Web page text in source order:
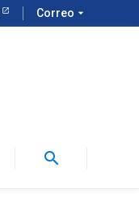
Correo arrow_drop_down
search